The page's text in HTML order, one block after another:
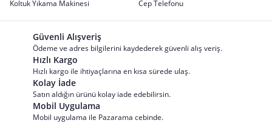
Koltuk Yıkama Makinesi
Cep Telefonu
Güvenli Alışveriş
Ödeme ve adres bilgilerini kaydederek güvenli alış veriş.
Hızlı Kargo
Hızlı kargo ile ihtiyaçlarına en kısa sürede ulaş.
Kolay İade
Satın aldığın ürünü kolay iade edebilirsin.
Mobil Uygulama
Mobil uygulama ile Pazarama cebinde.